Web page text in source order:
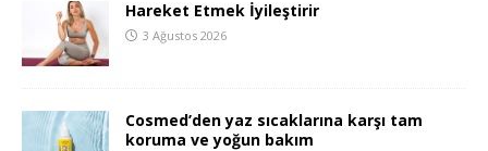
Hareket Etmek İyileştirir
3 Ağustos 2026
Cosmed’den yaz sıcaklarına karşı tam
koruma ve yoğun bakım